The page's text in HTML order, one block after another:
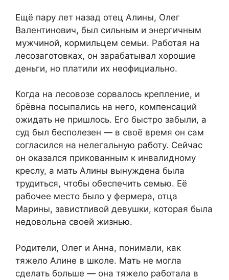
Ещё пару лет назад отец Алины, Олег
Валентинович, был сильным и энергичным
мужчиной, кормильцем семьи. Работая на
лесозаготовках, он зарабатывал хорошие
деньги, но платили их неофициально.
Когда на лесовозе сорвалось крепление, и
брёвна посыпались на него, компенсаций
ожидать не пришлось. Его быстро забыли, а
суд был бесполезен — в своё время он сам
согласился на нелегальную работу. Сейчас
он оказался прикованным к инвалидному
креслу, а мать Алины вынуждена была
трудиться, чтобы обеспечить семью. Её
рабочее место было у фермера, отца
Марины, завистливой девушки, которая была
недовольна своей жизнью.
Родители, Олег и Анна, понимали, как
тяжело Алине в школе. Мать не могла
сделать больше — она тяжело работала в